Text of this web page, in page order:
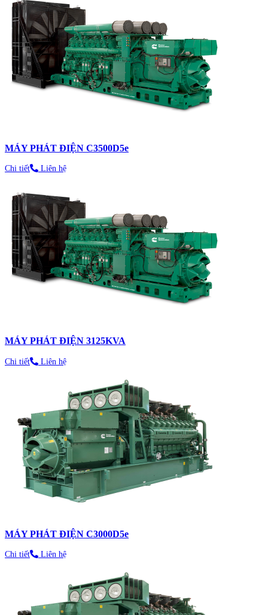
MÁY PHÁT ĐIỆN C3500D5e
Chi tiết Liên hệ
MÁY PHÁT ĐIỆN 3125KVA
Chi tiết Liên hệ
MÁY PHÁT ĐIỆN C3000D5e
Chi tiết Liên hệ